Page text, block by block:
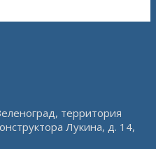
территория
Лукина, д. 14,